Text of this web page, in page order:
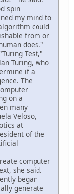
spin
my mind to
could
from or
does."
Test,"
Turing, who
if a
The
on a
many
Veloso,
at
of the
computer
she said.
began
generate